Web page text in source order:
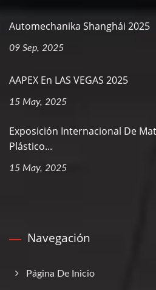
Automechanika Shanghái 2025
09 Sep, 2025
AAPEX En LAS VEGAS 2025
15 May, 2025
Exposición Internacional De
Plástico...
15 May, 2025
Navegación
Página De Inicio